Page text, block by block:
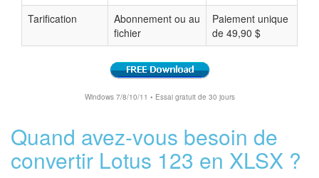
Tarification
Abonnement ou au
fichier
Paiement unique
de 49,90 $
Windows 7/8/10/11 • Essai gratuit de 30 jours
Quand avez-vous besoin de
convertir Lotus 123 en XLSX ?